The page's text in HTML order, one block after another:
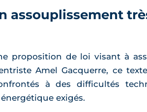
assouplissement
proposition de loi visant à
Amel Gacquerre, ce
à des difficultés
exigés.